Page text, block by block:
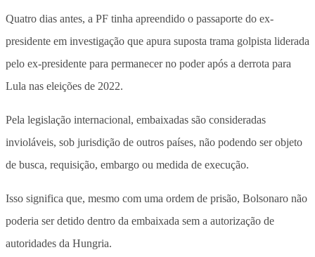
Quatro dias antes, a PF tinha apreendido o passaporte do ex-
presidente em investigação que apura suposta trama golpista liderada
pelo ex-presidente para permanecer no poder após a derrota para
Lula nas eleições de 2022.
Pela legislação internacional, embaixadas são consideradas
invioláveis, sob jurisdição de outros países, não podendo ser objeto
de busca, requisição, embargo ou medida de execução.
Isso significa que, mesmo com uma ordem de prisão, Bolsonaro não
poderia ser detido dentro da embaixada sem a autorização de
autoridades da Hungria.